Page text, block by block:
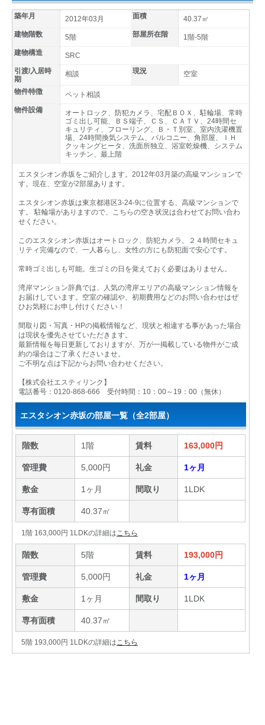
築年月 2012年03月 面積
40.37㎡
建物階数
5階 部屋所在階
1階-5階
建物構造
SRC
引渡/入居時
期
相談 現況 空室
物件特徴
ペット相談
物件設備
オートロック、防犯カメラ、宅配ＢＯＸ、駐輪場、常時
ゴミ出し可能、ＢＳ端子、ＣＳ、ＣＡＴＶ、24時間セ
キュリティ、フローリング、Ｂ・Ｔ別室、室内洗濯機置
場、24時間換気システム、バルコニー、角部屋、ＩＨ
クッキングヒータ、洗面所独立、浴室乾燥機、システム
キッチン、最上階
エスタシオン赤坂をご紹介します。2012年03月築の高級マンションで
す。現在、空室が2部屋あります。
エスタシオン赤坂は東京都港区3-24-9に位置する、高級マンションで
す。 駐輪場がありますので、こちらの空き状況は合わせてお問い合わ
せください。
このエスタシオン赤坂はオートロック、防犯カメラ、２４時間セキュ
リティ完備なので、一人暮らし、女性の方にも防犯面で安心です。
常時ゴミ出しも可能。生ゴミの日を覚えておく必要はありません。
湾岸マンション辞典では、人気の湾岸エリアの高級マンション情報を
お届けしています。空室の確認や、初期費用などのお問い合わせはぜ
ひお気軽にお申し付けください！
間取り図・写真・HPの掲載情報など、現状と相違する事があった場合
は現状を優先させていただきます。
最新情報を毎日更新しておりますが、万が一掲載している物件がご成
約の場合はご了承くださいませ。
ご不明な点は下記からお問い合わせください。
【株式会社エスティリンク】
電話番号：0120-868-666 受付時間：10：00～19：00（無休）
エスタシオン赤坂の部屋一覧（全2部屋）
階数 1階 賃料 163,000円
管理費 5,000円 礼金 1ヶ月
敷金 1ヶ月 間取り 1LDK
専有面積 40.37㎡
1階 163,000円 1LDKの詳細はこちら
階数 5階 賃料 193,000円
管理費 5,000円 礼金 1ヶ月
敷金 1ヶ月 間取り 1LDK
専有面積 40.37㎡
5階 193,000円 1LDKの詳細はこちら